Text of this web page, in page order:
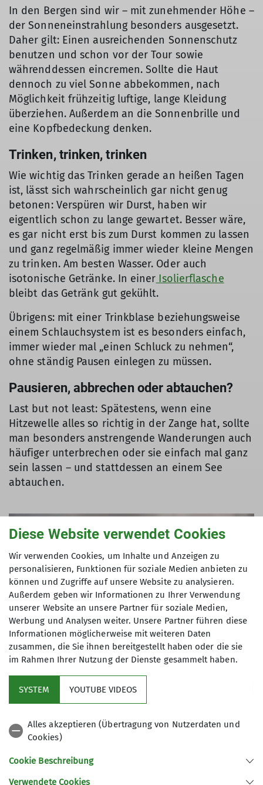
In den Bergen sind wir – mit zunehmender Höhe –
der Sonneneinstrahlung besonders ausgesetzt.
Daher gilt: Einen ausreichenden Sonnenschutz
benutzen und schon vor der Tour sowie
währenddessen eincremen. Sollte die Haut
dennoch zu viel Sonne abbekommen, nach
Möglichkeit frühzeitig luftige, lange Kleidung
überziehen. Außerdem an die Sonnenbrille und
eine Kopfbedeckung denken.
Trinken, trinken, trinken
Wie wichtig das Trinken gerade an heißen Tagen
ist, lässt sich wahrscheinlich gar nicht genug
betonen: Verspüren wir Durst, haben wir
eigentlich schon zu lange gewartet. Besser wäre,
es gar nicht erst bis zum Durst kommen zu lassen
und ganz regelmäßig immer wieder kleine Mengen
zu trinken. Am besten Wasser. Oder auch
isotonische Getränke. In einer Isolierflasche
bleibt das Getränk gut gekühlt.
Übrigens: mit einer Trinkblase beziehungsweise
einem Schlauchsystem ist es besonders einfach,
immer wieder mal „einen Schluck zu nehmen“,
ohne ständig Pausen einlegen zu müssen.
Pausieren, abbrechen oder abtauchen?
Last but not least: Spätestens, wenn eine
Hitzewelle alles so richtig in der Zange hat, sollte
man besonders anstrengende Wanderungen auch
häufiger unterbrechen oder sie einfach mal ganz
sein lassen – und stattdessen an einem See
abtauchen.
Diese Website verwendet Cookies
Wir verwenden Cookies, um Inhalte und Anzeigen zu
personalisieren, Funktionen für soziale Medien anbieten zu
können und Zugriffe auf unsere Website zu analysieren.
Außerdem geben wir Informationen zu Ihrer Verwendung
unserer Website an unsere Partner für soziale Medien,
Werbung und Analysen weiter. Unsere Partner führen diese
Informationen möglicherweise mit weiteren Daten
zusammen, die Sie ihnen bereitgestellt haben oder die sie
im Rahmen Ihrer Nutzung der Dienste gesammelt haben.
SYSTEM YOUTUBE VIDEOS
Alles akzeptieren (Übertragung von Nutzerdaten und
Cookies)
Cookie Beschreibung
Verwendete Cookies